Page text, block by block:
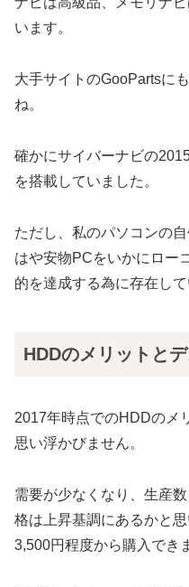
います。
大手サイトのGooPartsに
ね。
確かにサイバーナビの
を搭載していました。
ただし、私のパソコンの
はや安物PCをいかにロー
的を達成する為に存在し
HDDのメリットと
2017年時点でのHDDのメ
思い浮かびません。
需要が少なくなり、生産
格は上昇基調にあるかと
3,500円程度から購入でき